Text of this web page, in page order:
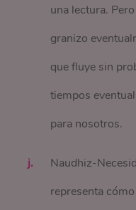
una lectura.
granizo
que fluye sin
tiempos
para nosotros.
Naudhiz-
representa